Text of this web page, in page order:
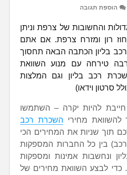
הוספת תגובה
והחשובות של צרפת וניתן
רון ומזרח צרפת. אם אתם
בליון הכתבה הבאה תחסוך
טירחה עם מנוע השוואת
רכב בליון וגם המלצות
סרטון וידאו)
להיות יקרה – השתמשו
להשוואת מחירי השכרת רכב
תוך שניות את המחירים הכי
רכב) בין כל החברות המספקות
ונחשבות אמינות ומספקות
כדי לבצע השוואת מחירים של